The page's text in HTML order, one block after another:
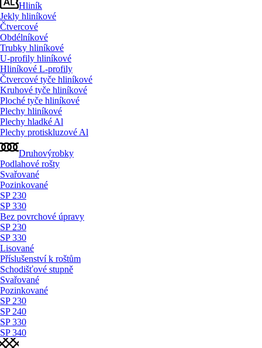
Hliník
Jekly hliníkové
Čtvercové
Obdélníkové
Trubky hliníkové
U-profily hliníkové
Hliníkové L-profily
Čtvercové tyče hliníkové
Kruhové tyče hliníkové
Ploché tyče hliníkové
Plechy hliníkové
Plechy hladké Al
Plechy protiskluzové Al
Druhovýrobky
Podlahové rošty
Svařované
Pozinkované
SP 230
SP 330
Bez povrchové úpravy
SP 230
SP 330
Lisované
Příslušenství k roštům
Schodišťové stupně
Svařované
Pozinkované
SP 230
SP 240
SP 330
SP 340